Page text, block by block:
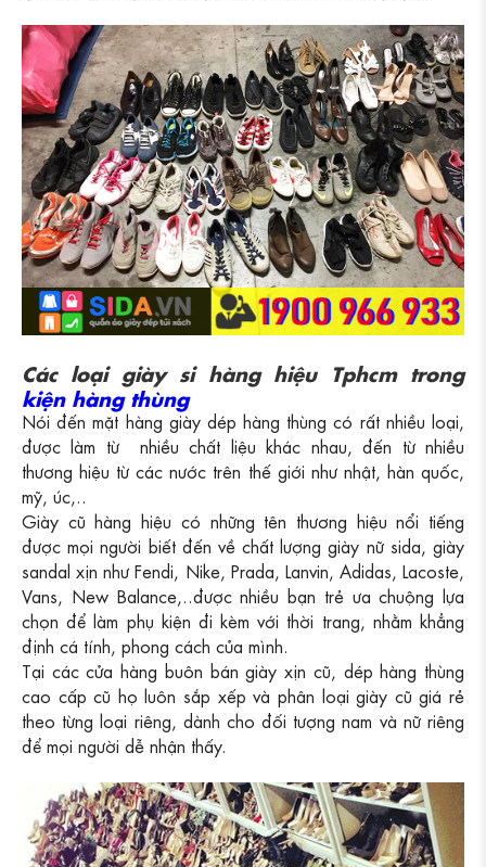
Các loại giày si hàng hiệu Tphcm trong
kiện hàng thùng
Nói đến mặt hàng giày dép hàng thùng có rất nhiều loại,
được làm từ nhiều chất liệu khác nhau, đến từ nhiều
thương hiệu từ các nước trên thế giới như nhật, hàn quốc,
mỹ, úc,..
Giày cũ hàng hiệu có những tên thương hiệu nổi tiếng
được mọi người biết đến về chất lượng giày nữ sida, giày
sandal xịn như Fendi, Nike, Prada, Lanvin, Adidas, Lacoste,
Vans, New Balance,..được nhiều bạn trẻ ưa chuộng lựa
chọn để làm phụ kiện đi kèm với thời trang, nhằm khẳng
định cá tính, phong cách của mình.
Tại các cửa hàng buôn bán giày xịn cũ, dép hàng thùng
cao cấp cũ họ luôn sắp xếp và phân loại giày cũ giá rẻ
theo từng loại riêng, dành cho đối tượng nam và nữ riêng
để mọi người dễ nhận thấy.